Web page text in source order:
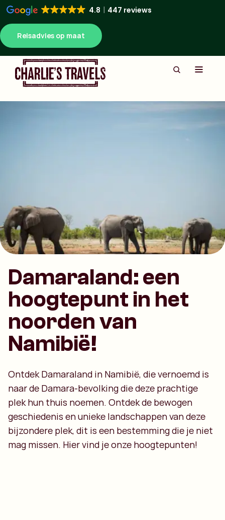
4.8 447 reviews
Reisadvies op maat
Damaraland: een
hoogtepunt in het
noorden van
Namibië!
Ontdek Damaraland in Namibië, die vernoemd is
naar de Damara-bevolking die deze prachtige
plek hun thuis noemen. Ontdek de bewogen
geschiedenis en unieke landschappen van deze
bijzondere plek, dit is een bestemming die je niet
mag missen. Hier vind je onze hoogtepunten!